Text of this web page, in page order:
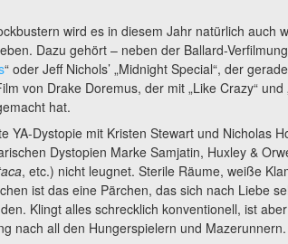
wird es in diesem Jahr natürlich auch
Dazu gehört – neben der Ballard-Verfilmung
“ oder Jeff Nichols’ „Midnight Special“, der
von Drake Doremus, der mit „Like Crazy“ und
hat.
YA-Dystopie mit Kristen Stewart und Nicholas
Dystopien Marke Samjatin, Huxley &
, etc.) nicht leugnet. Sterile Räume, weiße
ist das eine Pärchen, das sich nach Liebe
Klingt alles schrecklich konventionell, ist
nach all den Hungerspielern und Mazerunnern.